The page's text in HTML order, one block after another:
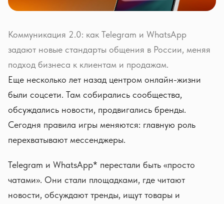
Коммуникация 2.0: как Telegram и WhatsApp
задают новые стандарты общения в России, меняя
подход бизнеса к клиентам и продажам.
Еще несколько лет назад центром онлайн-жизни
были соцсети. Там собирались сообщества,
обсуждались новости, продвигались бренды.
Сегодня правила игры меняются: главную роль
перехватывают мессенджеры.
Telegram и WhatsApp* перестали быть «просто
чатами». Они стали площадками, где читают
новости, обсуждают тренды, ищут товары и